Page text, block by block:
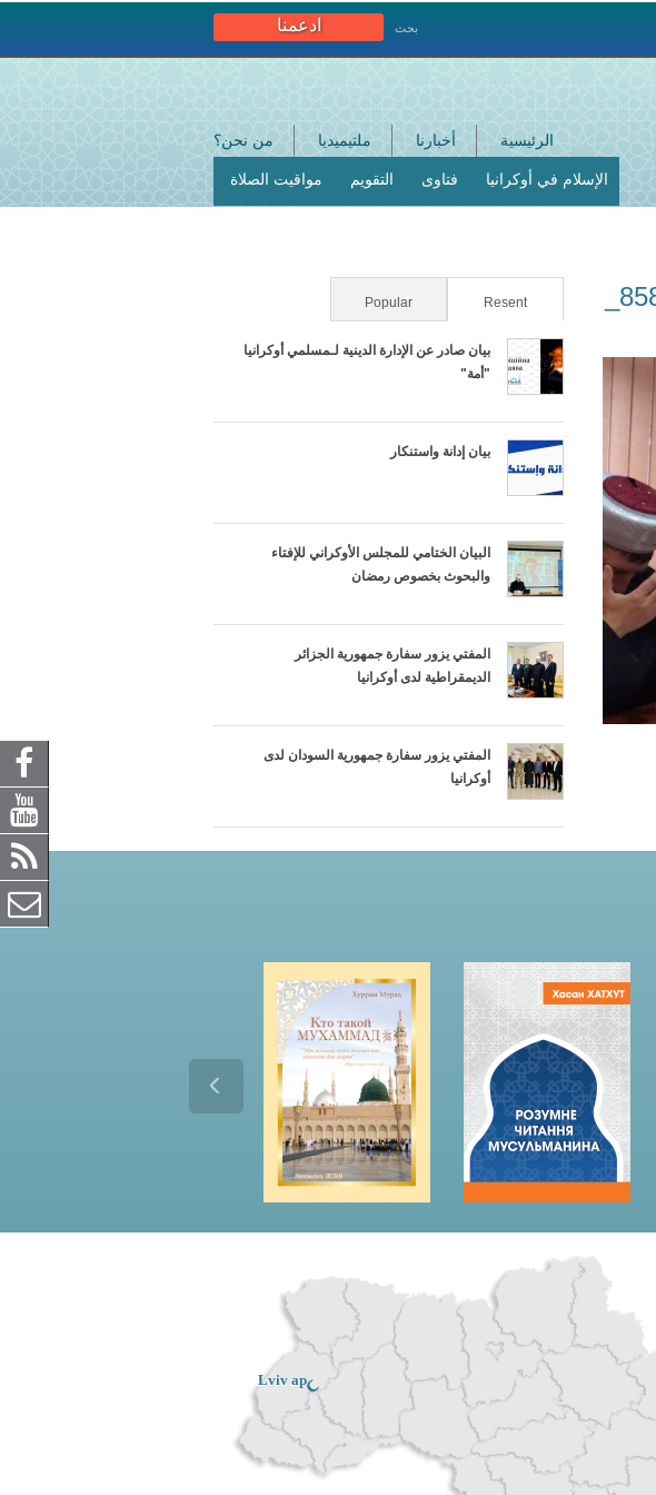
ادعمنا بحث
الرئيسية أخبارنا ملتيميديا من نحن؟
الإسلام في أوكرانيا فتاوى التقويم مواقيت الصلاة
Resent (علامة التبويب النشطة)
Popular
بيان صادر عن الإدارة الدينية لـمسلمي أوكرانيا
"أمة"
بيان إدانة واستنكار
البيان الختامي للمجلس الأوكراني للإفتاء
والبحوث بخصوص رمضان
المفتي يزور سفارة جمهورية الجزائر
الديمقراطية لدى أوكرانيا
المفتي يزور سفارة جمهورية السودان لدى
أوكرانيا
Lviv ар